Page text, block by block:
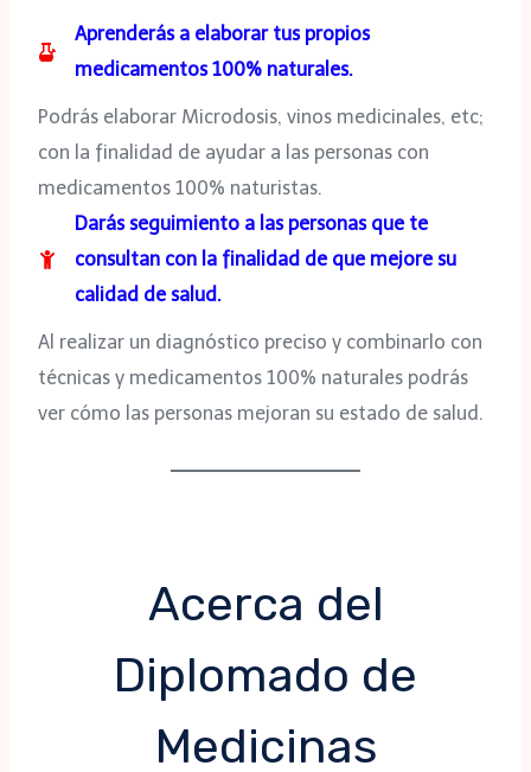
Aprenderás a elaborar tus propios
medicamentos 100% naturales.
Podrás elaborar Microdosis, vinos medicinales, etc;
con la finalidad de ayudar a las personas con
medicamentos 100% naturistas.
Darás seguimiento a las personas que te
consultan con la finalidad de que mejore su
calidad de salud.
Al realizar un diagnóstico preciso y combinarlo con
técnicas y medicamentos 100% naturales podrás
ver cómo las personas mejoran su estado de salud.
Acerca del
Diplomado de
Medicinas